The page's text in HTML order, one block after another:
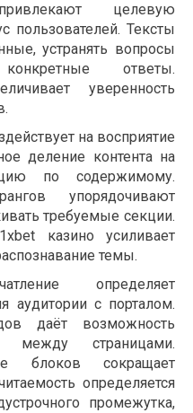
целевую
пользователей. Тексты
устранять вопросы
ответы.
уверенность
на восприятие
деление контента на
по содержимому.
упорядочивают
требуемые секции.
казино усиливает
темы.
определяет
аудитории с порталом.
даёт возможность
между страницами.
блоков сокращает
определяется
промежутка,